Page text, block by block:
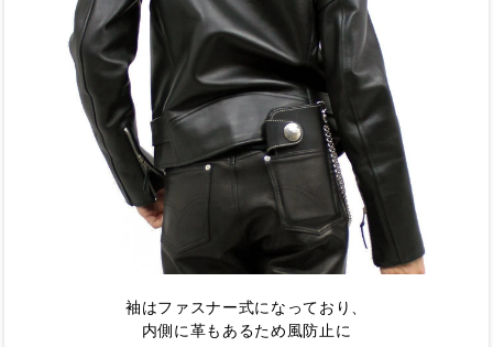
袖はファスナー式になっており、
内側に革もあるため風防止に